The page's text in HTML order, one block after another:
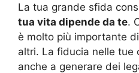
La tua grande sfida
tua vita dipende da te.
è molto più importante
altri. La fiducia nelle tue
anche a generare dei